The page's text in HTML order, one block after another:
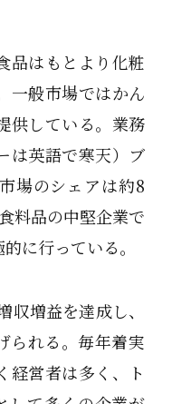
品はもとより化粧
一般市場ではかん
供している。業務
は英語で寒天）ブ
場のシェアは約8
料品の中堅企業で
に行っている。
増益を達成し、
られる。毎年着実
経営者は多く、ト